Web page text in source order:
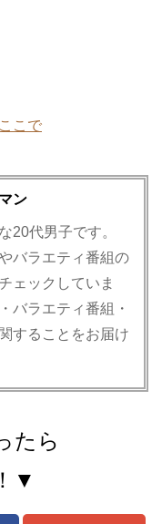
こで
ン
20代男子です。
バラエティ番組の
ェックしていま
バラエティ番組・
することをお届け
たら
▼